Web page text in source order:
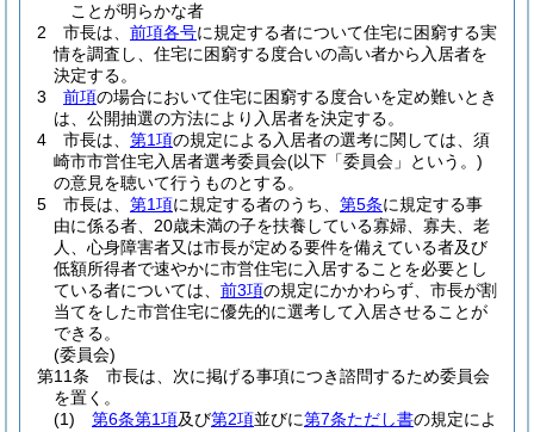
ことが明らかな者
2
市長は、 前項各号に規定する者について住宅に困窮する実
情を調査し、住宅に困窮する度合いの高い者から入居者を
決定する。
3
前項の場合において住宅に困窮する度合いを定め難いとき
は、公開抽選の方法により入居者を決定する。
4
市長は、 第1項の規定による入居者の選考に関しては、須
崎市市営住宅入居者選考委員会(以下「委員会」という。)
の意見を聴いて行うものとする。
5
市長は、 第1項に規定する者のうち、 第5条に規定する事
由に係る者、20歳未満の子を扶養している寡婦、寡夫、老
人、心身障害者又は市長が定める要件を備えている者及び
低額所得者で速やかに市営住宅に入居することを必要とし
ている者については、 前3項の規定にかかわらず、市長が割
当てをした市営住宅に優先的に選考して入居させることが
できる。
(委員会)
第11条
市長は、次に掲げる事項につき諮問するため委員会
を置く。
(1)
第6条第1項及び第2項並びに第7条ただし書の規定によ